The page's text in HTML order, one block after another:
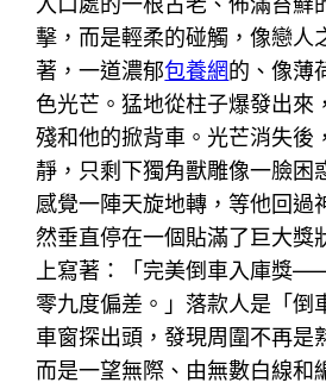
擊，而是輕柔的碰觸，像戀人
著，一道濃郁包養網的、像薄
色光芒。猛地從柱子爆發出來
殘和他的掀背車。光芒消失後
靜，只剩下獨角獸雕像一臉困
感覺一陣天旋地轉，等他回過
然垂直停在一個貼滿了巨大獎
上寫著：「完美倒車入庫獎
零九度偏差。」落款人是「倒
車窗探出頭，發現周圍不再是
而是一望無際、由無數白線和